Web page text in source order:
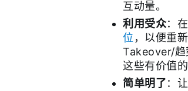
互动量。
利用受众：
位 ，以便重
Takeover/趋
这些有价值
简单明了：